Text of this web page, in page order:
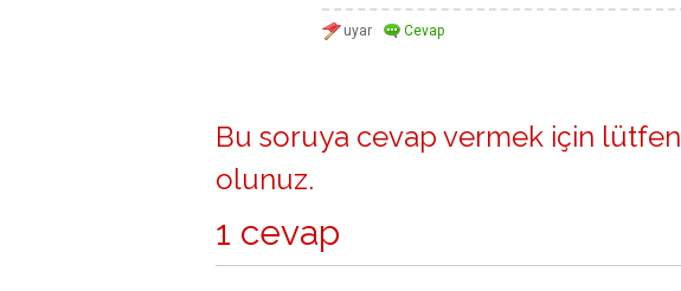
Bu soruya cevap vermek için lütfen
olunuz.
1 cevap